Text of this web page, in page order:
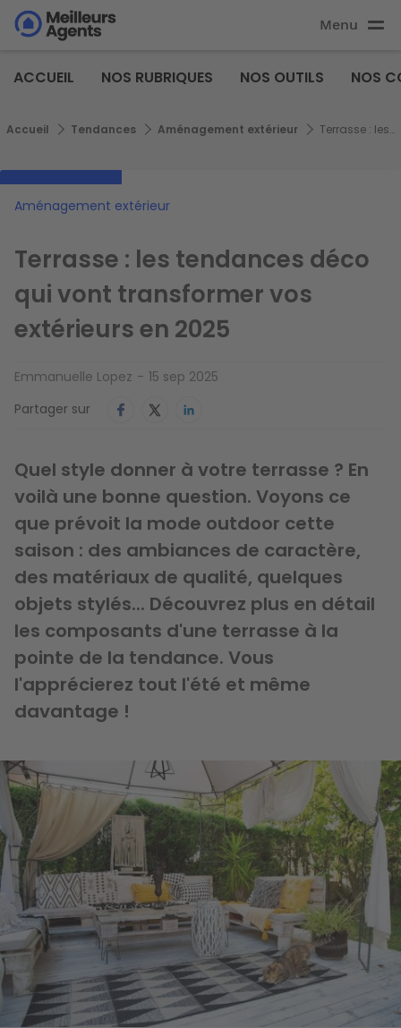
Aller
au
principal
Aller au
principal
Menu
Agents
ACCUEIL NOS RUBRIQUES NOS OUTILS NOS
Fil d'Ariane
Accueil Tendances Aménagement extérieur Terrasse : les tendances déco qui vont transformer vos extérieurs en 2025
Aménagement extérieur
Terrasse : les tendances déco
qui vont transformer vos
extérieurs en 2025
Emmanuelle Lopez
15 sep 2025
Partager sur
Quel style donner à votre terrasse ? En
voilà une bonne question. Voyons ce
que prévoit la mode outdoor cette
saison : des ambiances de caractère,
des matériaux de qualité, quelques
objets stylés... Découvrez plus en détail
les composants d'une terrasse à la
pointe de la tendance. Vous
l'apprécierez tout l'été et même
davantage !
Image